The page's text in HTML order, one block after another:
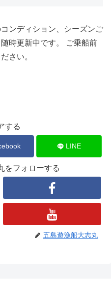
ンディション、シーズンご
時更新中です。 ご乗船前
さい。
する
LINE
をフォローする
五島遊漁船大志丸